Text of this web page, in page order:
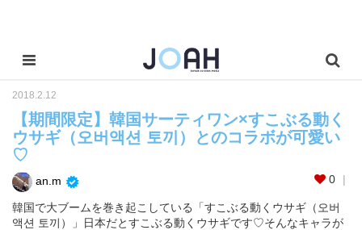
2018.2.12
【期間限定】韓国サーティワン×すこぶる動く
ウサギ（오버액션 토끼）とのコラボが可愛い
♡
an.m 0
韓国で大ブームを巻き起こしている「すこぶる動くウサギ（오버
액션 토끼）」日本だとすこぶる動くウサギです♡そんなキャラが